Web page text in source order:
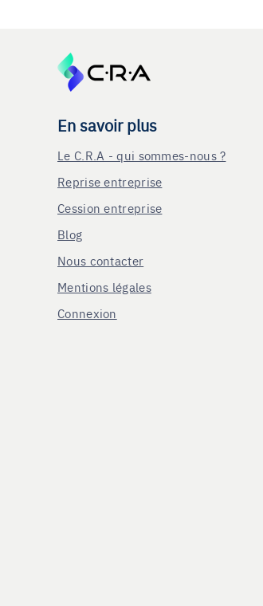
En savoir plus
Le C.R.A - qui sommes-nous ?
Reprise entreprise
Cession entreprise
Blog
Nous contacter
Mentions légales
Connexion